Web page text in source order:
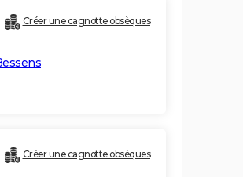
Créer une cagnotte obsèques
Créer une cagnotte obsèques